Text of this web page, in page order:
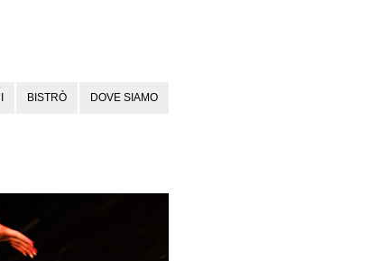
BISTRÒ DOVE SIAMO